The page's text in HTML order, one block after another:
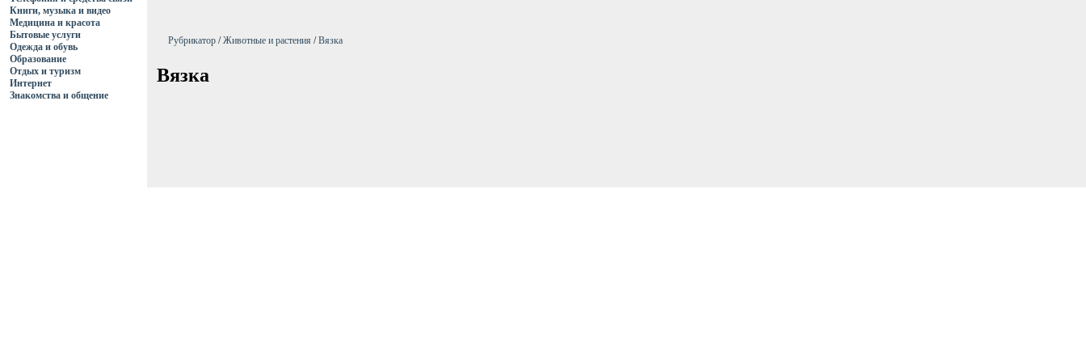
Книги, музыка и видео
Медицина и красота
Бытовые услуги
Одежда и обувь
Образование
Отдых и туризм
Интернет
Знакомства и общение
Рубрикатор /Животные и растения /Вязка
Вязка